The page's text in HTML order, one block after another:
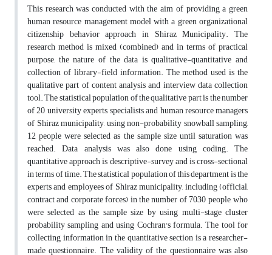
This research was conducted with the aim of providing a green
human resource management model with a green organizational
citizenship behavior approach in Shiraz Municipality. The
research method is mixed (combined) and in terms of practical
purpose, the nature of the data is qualitative-quantitative and
collection of library-field information. The method used is the
qualitative part of content analysis and interview data collection
tool. The statistical population of the qualitative part is the number
of 20 university experts, specialists and human resource managers
of Shiraz municipality, using non-probability snowball sampling,
12 people were selected as the sample size until saturation was
reached. Data analysis was also done using coding. The
quantitative approach is descriptive-survey and is cross-sectional
in terms of time. The statistical population of this department is the
experts and employees of Shiraz municipality, including (official,
contract and corporate forces) in the number of 7030 people, who
were selected as the sample size by using multi-stage cluster
probability sampling and using Cochran's formula. The tool for
collecting information in the quantitative section is a researcher-
made questionnaire. The validity of the questionnaire was also